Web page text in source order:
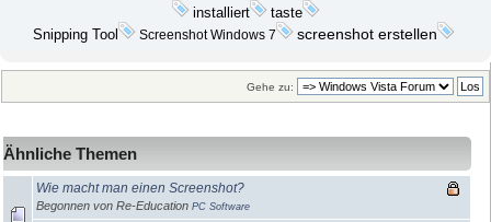
installiert
taste
Snipping Tool
Screenshot Windows 7 screenshot erstellen
Gehe zu:
Ähnliche Themen
Wie macht man einen Screenshot?
Begonnen von Re-Education PC Software